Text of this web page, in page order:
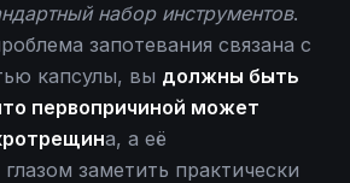
набор инструментов.
запотевания связана с
капсулы, вы должны быть
первопричиной может
а, а её
заметить практически